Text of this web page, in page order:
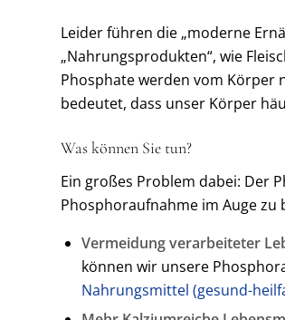
Leider führen die „moderne
„Nahrungsprodukten“, wie
Phosphate werden vom Körper
bedeutet, dass unser Körper
Was können Sie tun?
Ein großes Problem dabei: Der
Phosphoraufnahme im Auge zu
Vermeidung verarbeiteter
können wir unsere
Nahrungsmittel (gesund-